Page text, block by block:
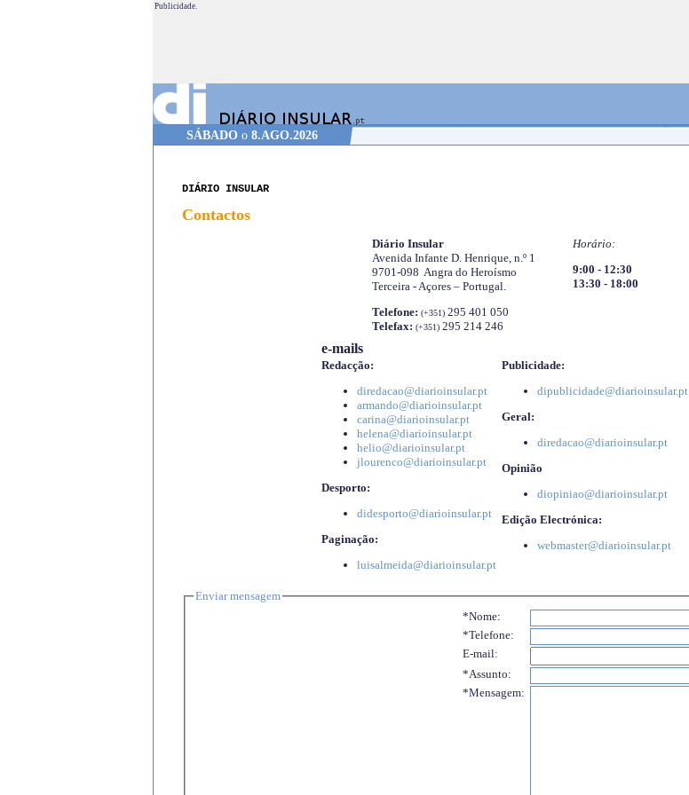
Publicidade.
SÁBADO o 8.AGO.2026
DIÁRIO INSULAR
Contactos
Diário Insular
Avenida Infante D. Henrique, n.º 1
9701-098 Angra do Heroísmo
Terceira - Açores – Portugal.
Telefone: (+351)295 401 050
Telefax: (+351)295 214 246
Horário:
9:00 - 12:30
13:30 - 18:00
e-mails
Redacção:
diredacao@diarioinsular.pt
armando@diarioinsular.pt
carina@diarioinsular.pt
helena@diarioinsular.pt
helio@diarioinsular.pt
jlourenco@diarioinsular.pt
Desporto:
didesporto@diarioinsular.pt
Paginação:
luisalmeida@diarioinsular.pt
Publicidade:
dipublicidade@diarioinsular.pt
Geral:
diredacao@diarioinsular.pt
Opinião
diopiniao@diarioinsular.pt
Edição Electrónica:
webmaster@diarioinsular.pt
Enviar mensagem
*Nome:
*Telefone:
E-mail:
*Assunto:
*Mensagem: